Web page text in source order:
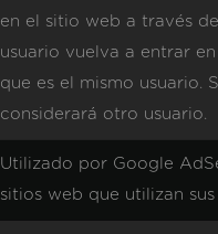
en el sitio web a través
usuario vuelva a entrar
que es el mismo usuario.
considerará otro usuario.
Utilizado por Google
sitios web que utilizan